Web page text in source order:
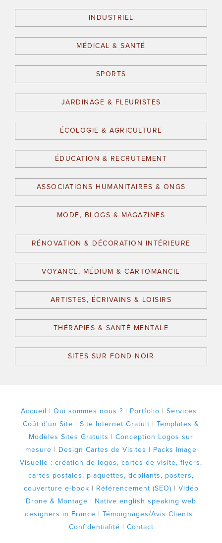
INDUSTRIEL
MÉDICAL & SANTÉ
SPORTS
JARDINAGE & FLEURISTES
ÉCOLOGIE & AGRICULTURE
ÉDUCATION & RECRUTEMENT
ASSOCIATIONS HUMANITAIRES & ONGS
MODE, BLOGS & MAGAZINES
RÉNOVATION & DÉCORATION INTÉRIEURE
VOYANCE, MÉDIUM & CARTOMANCIE
ARTISTES, ÉCRIVAINS & LOISIRS
THÉRAPIES & SANTÉ MENTALE
SITES SUR FOND NOIR
Accueil | Qui sommes nous ? | Portfolio | Services |
Coût d'un Site | Site Internet Gratuit | Templates &
Modèles Sites Gratuits | Conception Logos sur
mesure | Design Cartes de Visites | Packs Image
Visuelle : création de logos, cartes de visite, flyers,
cartes postales, plaquettes, dépliants, posters,
couverture e-book | Référencement (SEO) | Vidéo
Drone & Montage | Native english speaking web
designers in France | Témoignages/Avis Clients |
Confidentialité | Contact